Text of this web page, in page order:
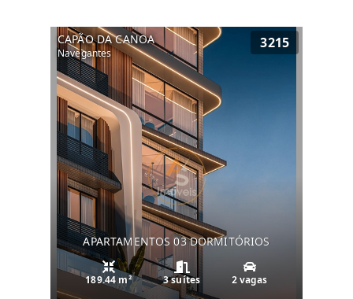
CAPÃO DA CANOA
Navegantes
3215
APARTAMENTOS 03 DORMITÓRIOS
189.44 m² 3 suítes 2 vagas